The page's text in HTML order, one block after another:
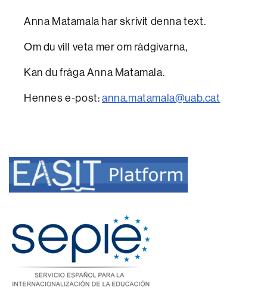
Anna Matamala har skrivit denna text.
Om du vill veta mer om rådgivarna,
Kan du fråga Anna Matamala.
Hennes e-post:anna.matamala@uab.cat